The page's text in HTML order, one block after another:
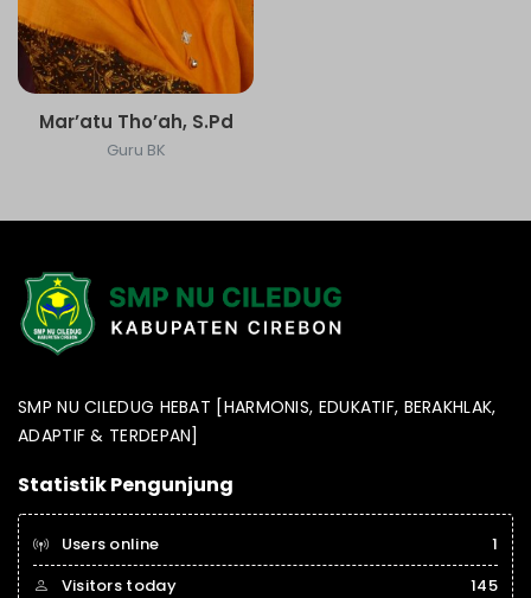
Mar’atu Tho’ah, S.Pd
Guru BK
SMP NU CILEDUG HEBAT [HARMONIS, EDUKATIF, BERAKHLAK,
ADAPTIF & TERDEPAN]
Statistik Pengunjung
Users online
1
Visitors today
145